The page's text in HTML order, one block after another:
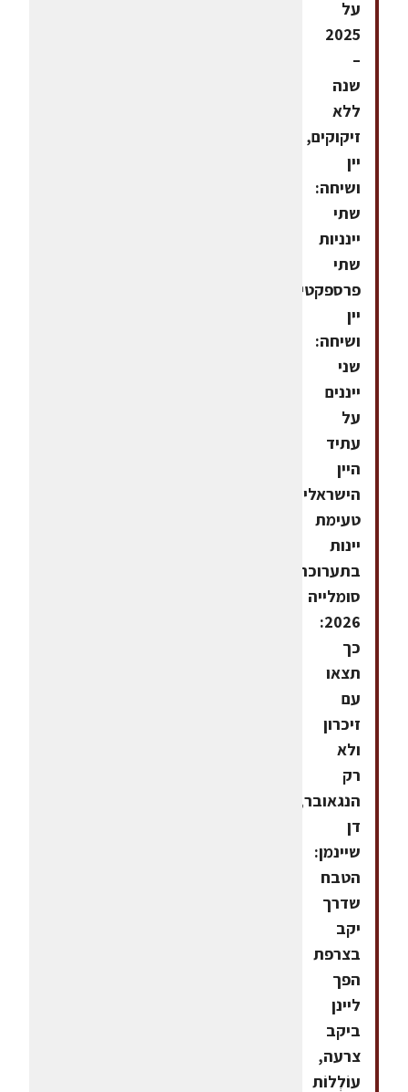
על
2025
–
שנה
ללא
זיקוקים,
יין
ושיחה:
שתי
יינניות
שתי
פרספקטיבות,
יין
ושיחה:
שני
ייננים
על
עתיד
היין
הישראלי,
טעימת
יינות
בתערוכת
סומלייה
2026:
כך
תצאו
עם
זיכרון
ולא
רק
הנגאובר,
דן
שיינמן:
הטבח
שדרך
יקב
בצרפת
הפך
ליינן
ביקב
צרעה,
עוֹלְלוֹת